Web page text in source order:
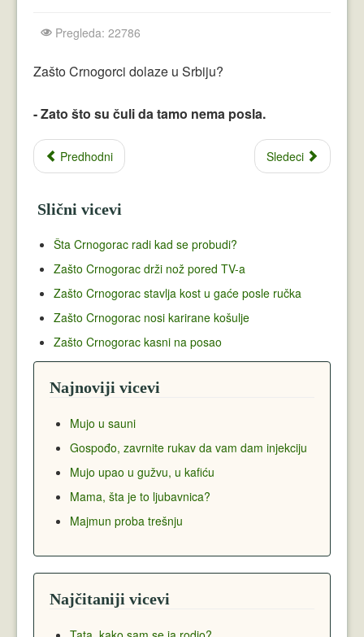
Vicevi Razni
Vicevi Dana
Najbolji Vicevi
Pregleda: 22786
Zašto Crnogorci dolaze u Srbiju?
- Zato što su čuli da tamo nema posla.
Predhodni Sledeci
Slični vicevi
Šta Crnogorac radi kad se probudi?
Zašto Crnogorac drži nož pored TV-a
Zašto Crnogorac stavlja kost u gaće posle ručka
Zašto Crnogorac nosi karirane košulje
Zašto Crnogorac kasni na posao
Najnoviji vicevi
Mujo u sauni
Gospođo, zavrnite rukav da vam dam injekciju
Mujo upao u gužvu, u kafiću
Mama, šta je to ljubavnica?
Majmun proba trešnju
Najčitaniji vicevi